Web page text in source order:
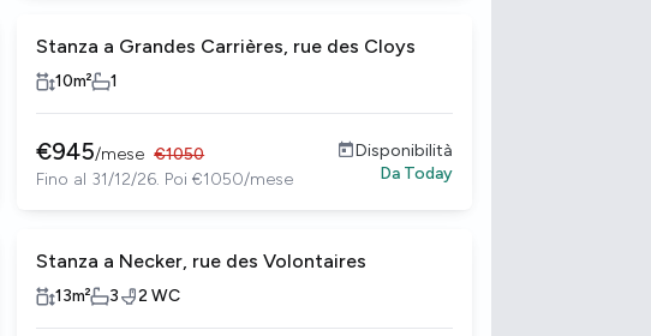
Stanza a Grandes Carrières, rue des Cloys
10m² 1
€945/mese €1050
Fino al 31/12/26. Poi €1050/mese
Disponibilità
Da Today
Stanza a Necker, rue des Volontaires
13m² 3 2 WC